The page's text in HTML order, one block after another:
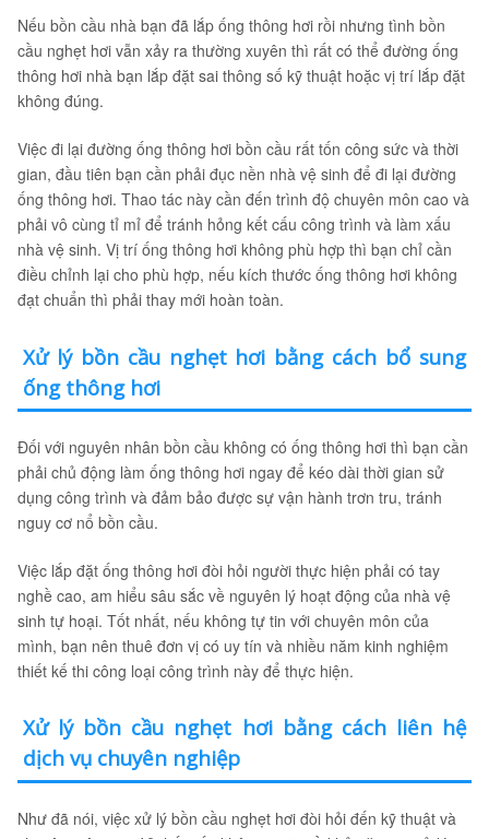
Nếu bồn cầu nhà bạn đã lắp ống thông hơi rồi nhưng tình bồn
cầu nghẹt hơi vẫn xảy ra thường xuyên thì rất có thể đường ống
thông hơi nhà bạn lắp đặt sai thông số kỹ thuật hoặc vị trí lắp đặt
không đúng.
Việc đi lại đường ống thông hơi bồn cầu rất tốn công sức và thời
gian, đầu tiên bạn cần phải đục nền nhà vệ sinh để đi lại đường
ống thông hơi. Thao tác này cần đến trình độ chuyên môn cao và
phải vô cùng tỉ mỉ để tránh hỏng kết cấu công trình và làm xấu
nhà vệ sinh. Vị trí ống thông hơi không phù hợp thì bạn chỉ cần
điều chỉnh lại cho phù hợp, nếu kích thước ống thông hơi không
đạt chuẩn thì phải thay mới hoàn toàn.
Xử lý bồn cầu nghẹt hơi bằng cách bổ sung
ống thông hơi
Đối với nguyên nhân bồn cầu không có ống thông hơi thì bạn cần
phải chủ động làm ống thông hơi ngay để kéo dài thời gian sử
dụng công trình và đảm bảo được sự vận hành trơn tru, tránh
nguy cơ nổ bồn cầu.
Việc lắp đặt ống thông hơi đòi hỏi người thực hiện phải có tay
nghề cao, am hiểu sâu sắc về nguyên lý hoạt động của nhà vệ
sinh tự hoại. Tốt nhất, nếu không tự tin với chuyên môn của
mình, bạn nên thuê đơn vị có uy tín và nhiều năm kinh nghiệm
thiết kế thi công loại công trình này để thực hiện.
Xử lý bồn cầu nghẹt hơi bằng cách liên hệ
dịch vụ chuyên nghiệp
Như đã nói, việc xử lý bồn cầu nghẹt hơi đòi hỏi đến kỹ thuật và